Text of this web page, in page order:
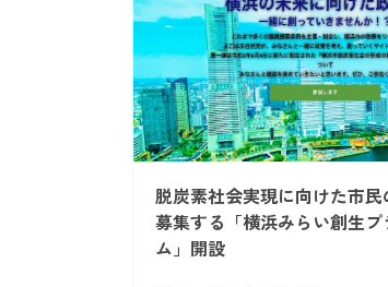
脱炭素社会実現に向けた市民
募集する「横浜みらい創生プ
ム」開設